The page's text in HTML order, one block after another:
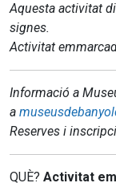
Aquesta activitat
signes.
Activitat
Informació a
a
Reserves i
QUÈ? Activitat